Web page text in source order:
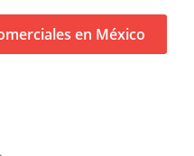
en México